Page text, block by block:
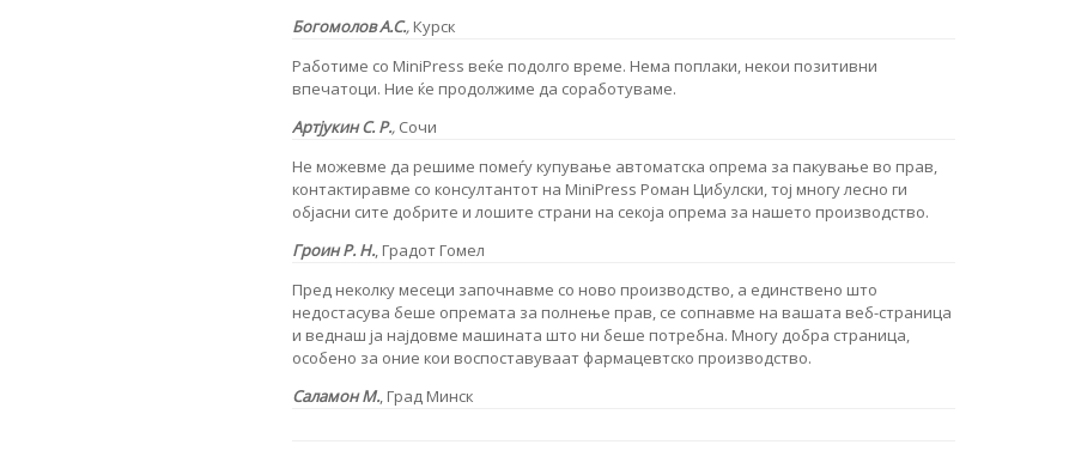
Богомолов А.С., Курск
Работиме со MiniPress веќе подолго време. Нема поплаки, некои позитивни
впечатоци. Ние ќе продолжиме да соработуваме.
Артјукин С. Р., Сочи
Не можевме да решиме помеѓу купување автоматска опрема за пакување во прав,
контактиравме со консултантот на MiniPress Роман Цибулски, тој многу лесно ги
објасни сите добрите и лошите страни на секоја опрема за нашето производство.
Гроин Р. Н., Градот Гомел
Пред неколку месеци започнавме со ново производство, а единствено што
недостасува беше опремата за полнење прав, се сопнавме на вашата веб-страница
и веднаш ја најдовме машината што ни беше потребна. Многу добра страница,
особено за оние кои воспоставуваат фармацевтско производство.
Саламон М., Град Минск